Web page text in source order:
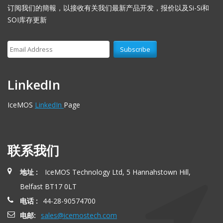
订阅我们的簡報，以接收有关我们最新产品开发，报价以及Si-Si和
SOI库存更新
LinkedIn
IceMOS LinkedIn Page
联系我们
地址 :
IceMOS Technology Ltd, 5 Hannahstown Hill,
Belfast BT17 0LT
电话 :
44-28-90574700
电邮:
sales@icemostech.com